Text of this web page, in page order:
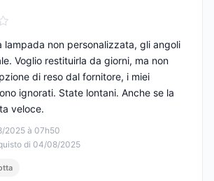
2025 à 07h50
di 04/08/2025
lampada non personalizzata, gli angoli
Voglio restituirla da giorni, ma non
di reso dal fornitore, i miei
ignorati. State lontani. Anche se la
veloce.